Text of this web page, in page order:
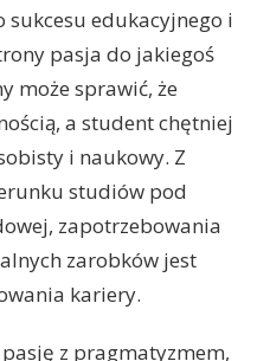
sukcesu edukacyjnego i
pasja do jakiegoś
może sprawić, że
a student chętniej
i naukowy. Z
studiów pod
zapotrzebowania
zarobków jest
kariery.
pasję z pragmatyzmem,